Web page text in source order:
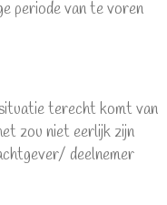
periode van te voren
terecht komt van
zou niet eerlijk zijn
deelnemer